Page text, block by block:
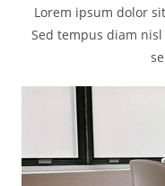
Lorem ipsum dolor
Sed tempus diam